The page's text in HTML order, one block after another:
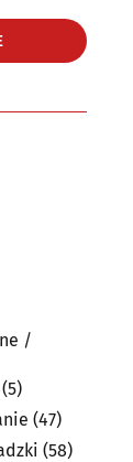
/
(5)
(47)
(58)